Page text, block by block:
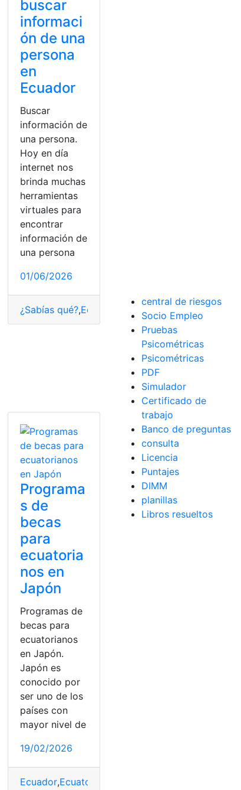
Universidad Central del Ecuador
,concepto,Ecuador Gobierno
buscar
informaci
ón de una
persona
en
Ecuador
Buscar
información de
una persona.
Hoy en día
internet nos
brinda muchas
herramientas
virtuales para
encontrar
información de
una persona
01/06/2026
¿Sabías qué?,Ecuador Encontrar información
,carros,Ecuador,Marcas
Programa
s de
becas
para
ecuatoria
nos en
Japón
Programas de
becas para
ecuatorianos
en Japón.
Japón es
conocido por
ser uno de los
países con
mayor nivel de
19/02/2026
Ecuador,Ecuatorianas
central de riesgos
Socio Empleo
Pruebas
Psicométricas
Psicométricas
PDF
Simulador
Certificado de
trabajo
Banco de preguntas
consulta
Licencia
Puntajes
DIMM
planillas
Libros resueltos